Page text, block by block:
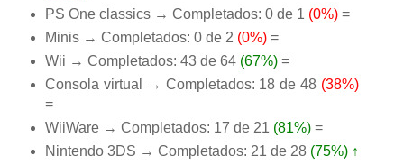
PS One classics → Completados: 0 de 1 (0%)=
Minis → Completados: 0 de 2 (0%)=
Wii → Completados: 43 de 64 (67%)=
Consola virtual → Completados: 18 de 48 (38%)
=
WiiWare → Completados: 17 de 21 (81%)=
Nintendo 3DS → Completados: 21 de 28 (75%) ↑